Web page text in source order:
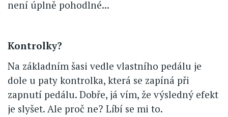
není úplně pohodlné...
Kontrolky?
Na základním šasi vedle vlastního pedálu je
dole u paty kontrolka, která se zapíná při
zapnutí pedálu. Dobře, já vím, že výsledný efekt
je slyšet. Ale proč ne? Líbí se mi to.